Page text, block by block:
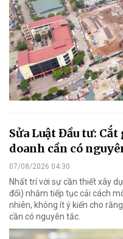
Sửa Luật Đầu tư:
doanh cần có
07/08/2026 04:30
Nhất trí với sự cần thiết xây
đổi) nhằm tiếp tục cải cách
nhiên, không ít ý kiến cho
cần có nguyên tắc.